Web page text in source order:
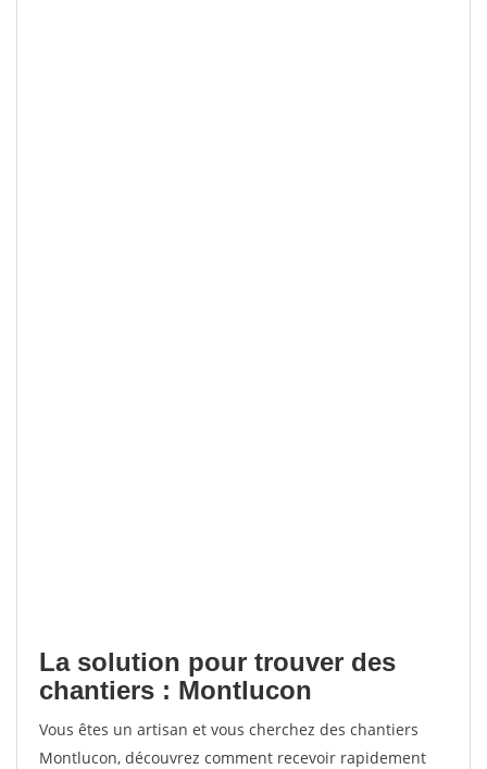
La solution pour trouver des
chantiers : Montlucon
Vous êtes un artisan et vous cherchez des chantiers
Montlucon, découvrez comment recevoir rapidement